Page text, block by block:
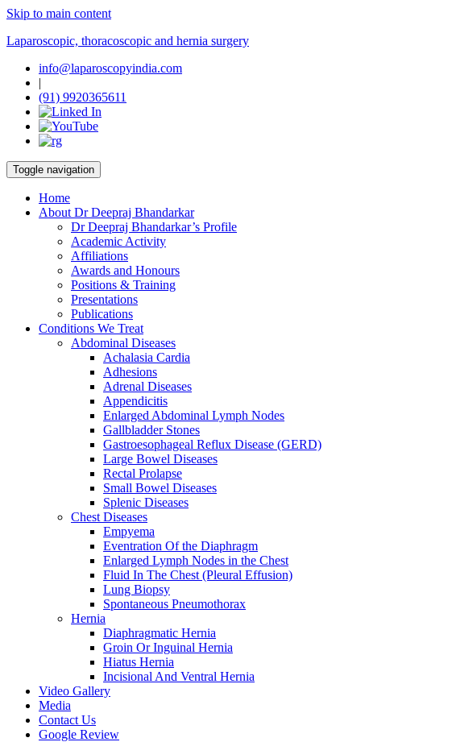
Skip to main content
Laparoscopic, thoracoscopic and hernia surgery
info@laparoscopyindia.com
|
(91) 9920365611
Toggle navigation
Home
About Dr Deepraj Bhandarkar
Dr Deepraj Bhandarkar’s Profile
Academic Activity
Affiliations
Awards and Honours
Positions & Training
Presentations
Publications
Conditions We Treat
Abdominal Diseases
Achalasia Cardia
Adhesions
Adrenal Diseases
Appendicitis
Enlarged Abdominal Lymph Nodes
Gallbladder Stones
Gastroesophageal Reflux Disease (GERD)
Large Bowel Diseases
Rectal Prolapse
Small Bowel Diseases
Splenic Diseases
Chest Diseases
Empyema
Eventration Of the Diaphragm
Enlarged Lymph Nodes in the Chest
Fluid In The Chest (Pleural Effusion)
Lung Biopsy
Spontaneous Pneumothorax
Hernia
Diaphragmatic Hernia
Groin Or Inguinal Hernia
Hiatus Hernia
Incisional And Ventral Hernia
Video Gallery
Media
Contact Us
Google Review